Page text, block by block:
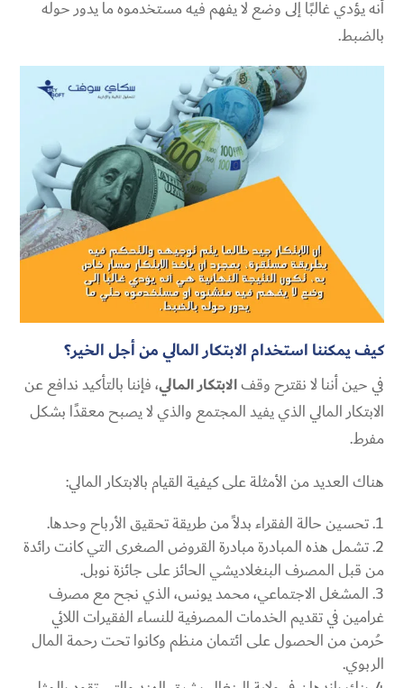
أنه يؤدي غالبًا إلى وضع لا يفهم فيه مستخدموه ما يدور حوله
بالضبط.
كيف يمكننا استخدام الابتكار المالي من أجل الخير؟
في حين أننا لا نقترح وقفالابتكار المالي، فإننا بالتأكيد ندافع عن
الابتكار المالي الذي يفيد المجتمع والذي لا يصبح معقدًا بشكل
مفرط.
هناك العديد من الأمثلة على كيفية القيام بالابتكار المالي:
تحسين حالة الفقراء بدلاً من طريقة تحقيق الأرباح وحدها.
تشمل هذه المبادرة مبادرة القروض الصغرى التي كانت رائدة
من قبل المصرف البنغلاديشي الحائز على جائزة نوبل.
المشغل الاجتماعي، محمد يونس، الذي نجح مع مصرف
غرامين في تقديم الخدمات المصرفية للنساء الفقيرات اللائي
حُرمن من الحصول على ائتمان منظم وكانوا تحت رحمة المال
الربوي.